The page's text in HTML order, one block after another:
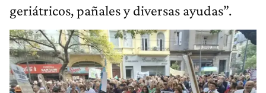
geriátricos, pañales y diversas ayudas”.